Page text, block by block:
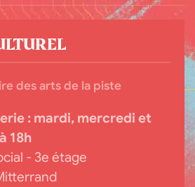
des arts de la piste
: mardi, mercredi et
18h
- 3e étage